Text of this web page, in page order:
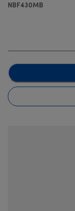
NBF430MB